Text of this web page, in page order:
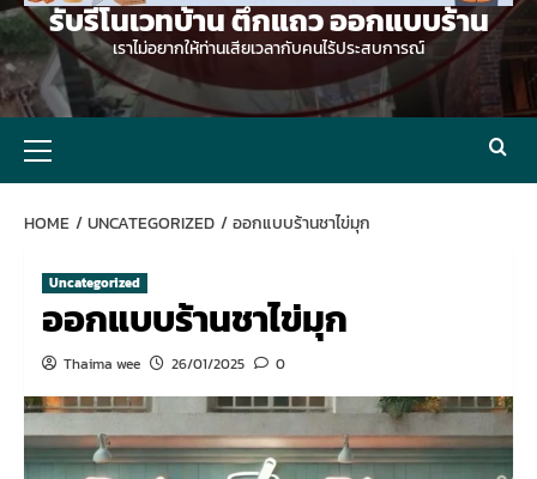
รับรีโนเวทบ้าน ตึกแถว ออกแบบร้าน
เราไม่อยากให้ท่านเสียเวลากับคนไร้ประสบการณ์
Menu
HOME UNCATEGORIZED ออกแบบร้านชาไข่มุก
Uncategorized
ออกแบบร้านชาไข่มุก
Thaima wee 26/01/2025 0